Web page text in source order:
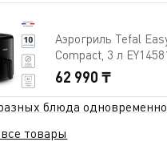
Аэрогриль Tefal
Compact, 3 л
62 990 ₸
товары
блюда
системе